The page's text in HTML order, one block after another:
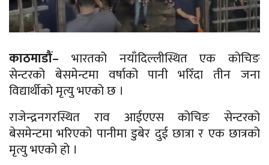
काठमाडौं– भारतको नयाँदिल्लीस्थित एक कोचिङ
सेन्टरको बेसमेन्टमा वर्षाको पानी भरिँदा तीन जना
विद्यार्थीको मृत्यु भएको छ ।
राजेन्द्रनगरस्थित राव आईएएस कोचिङ सेन्टरको
बेसमेन्टमा भरिएको पानीमा डुबेर दुई छात्रा र एक छात्रको
मृत्यु भएको हो ।